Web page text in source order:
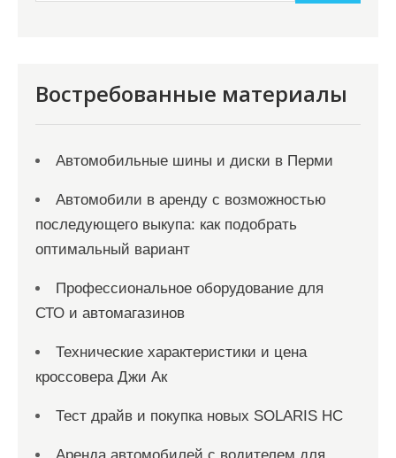
Востребованные материалы
Автомобильные шины и диски в Перми
Автомобили в аренду с возможностью
последующего выкупа: как подобрать
оптимальный вариант
Профессиональное оборудование для
СТО и автомагазинов
Технические характеристики и цена
кроссовера Джи Ак
Тест драйв и покупка новых SOLARIS HC